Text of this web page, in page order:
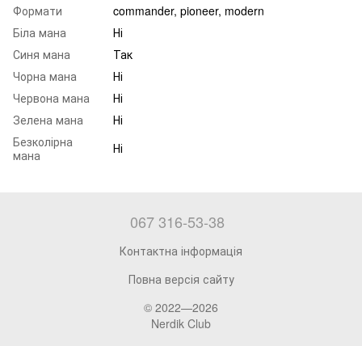
Формати
commander, pioneer, modern
Біла мана
Ні
Синя мана
Так
Чорна мана
Ні
Червона мана
Ні
Зелена мана
Ні
Безколірна
мана
Ні
067 316-53-38
Контактна інформація
Повна версія сайту
© 2022—2026
Nerdik Club